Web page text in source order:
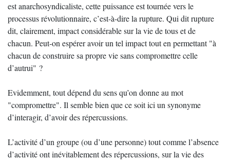
est anarchosyndicaliste, cette puissance est tournée vers le
processus révolutionnaire, c’est-à-dire la rupture. Qui dit rupture
dit, clairement, impact considérable sur la vie de tous et de
chacun. Peut-on espérer avoir un tel impact tout en permettant "à
chacun de construire sa propre vie sans compromettre celle
d’autrui" ?
Evidemment, tout dépend du sens qu’on donne au mot
"compromettre". Il semble bien que ce soit ici un synonyme
d’interagir, d’avoir des répercussions.
L’activité d’un groupe (ou d’une personne) tout comme l’absence
d’activité ont inévitablement des répercussions, sur la vie des